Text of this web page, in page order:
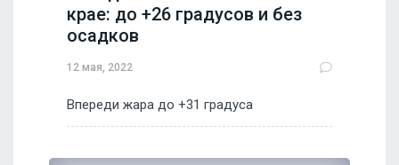
крае: до +26 градусов и без
осадков
12 мая, 2022
Впереди жара до +31 градуса